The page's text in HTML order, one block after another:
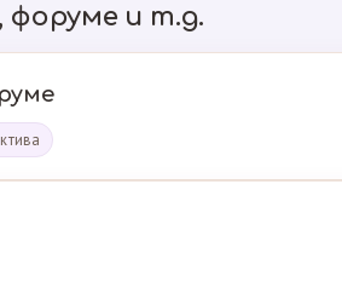
форуме и т.д.